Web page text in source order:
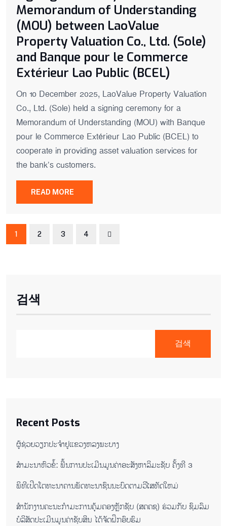
Memorandum of Understanding
(MOU) between LaoValue
Property Valuation Co., Ltd. (Sole)
and Banque pour le Commerce
Extérieur Lao Public (BCEL)
On 10 December 2025, LaoValue Property Valuation
Co., Ltd. (Sole) held a signing ceremony for a
Memorandum of Understanding (MOU) with Banque
pour le Commerce Extérieur Lao Public (BCEL) to
cooperate in providing asset valuation services for
the bank’s customers.
READ MORE
1 2 3 4
검색
검색
Recent Posts
ຜູ້ຊ່ວຍ​ວຽກປະ​ຈຳ​ຢູ​​ແຂວງຫລງ​ພະ​ບາງ
ສຳມະນາຫົວຂໍ້: ພື້ນການປະເມີນມູນຄ່າອະສັງຫາລິມະຊັບ ຄັ້ງທີ 3
ພິ​ທີ​ເປີດ​ໂຕ​ທະ​ນາ​ຄານ​ພັດ​ທະ​ນາ​ຊົນ​ນະ​ບົດ​ຕາມ​ວິ​ໄສ​ທັດ​ໃຫມ່
ສໍານັກງານຄະນະກໍາມະການຄຸ້ມຄອງຫຼັກຊັບ (ສຄຄຊ) ຮ່ວມກັບ ຊົມລົມ
ບໍລິສັດປະເມີນມູນຄ່າຊັບສິນ ໄດ້ຈັດຝຶກອົບຮົມ